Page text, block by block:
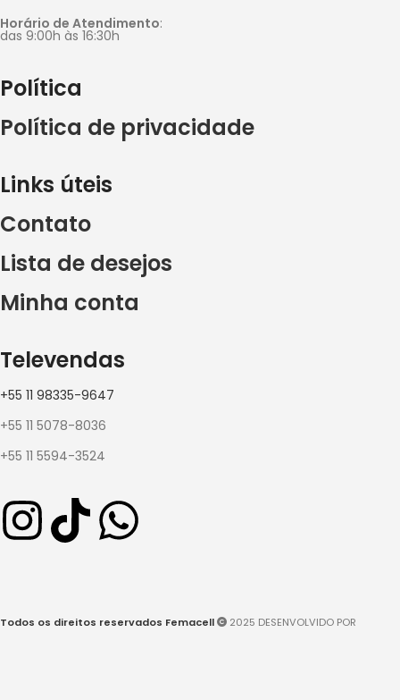
Horário de Atendimento:
das 9:00h às 16:30h
Política
Política de privacidade
Links úteis
Contato
Lista de desejos
Minha conta
Televendas
+55 11 98335-9647
+55 11 5078-8036
+55 11 5594-3524
Todos os direitos reservados Femacell 2025 DESENVOLVIDO POR